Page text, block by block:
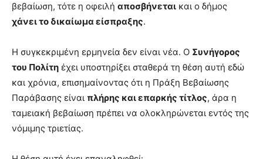
βεβαίωση, τότε η οφειλή αποσβήνεται και ο δήμος
χάνει το δικαίωμα είσπραξης.
Η συγκεκριμένη ερμηνεία δεν είναι νέα. Ο Συνήγορος
του Πολίτη έχει υποστηρίξει σταθερά τη θέση αυτή εδώ
και χρόνια, επισημαίνοντας ότι η Πράξη Βεβαίωσης
Παράβασης είναι πλήρης και επαρκής τίτλος, άρα η
ταμειακή βεβαίωση πρέπει να ολοκληρώνεται εντός της
νόμιμης τριετίας.